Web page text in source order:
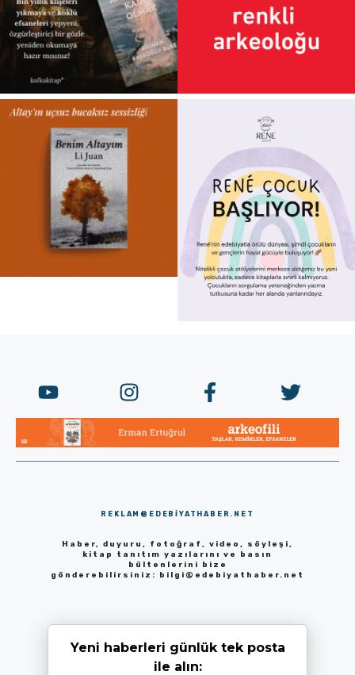
REKLAM@EDEBIYATHABER.NET
Haber, duyuru, fotoğraf, video, söyleşi,
kitap tanıtım yazılarını ve basın
bültenlerini bize
gönderebilirsiniz: bilgi@edebiyathaber.net
Yeni haberleri günlük tek posta
ile alın: